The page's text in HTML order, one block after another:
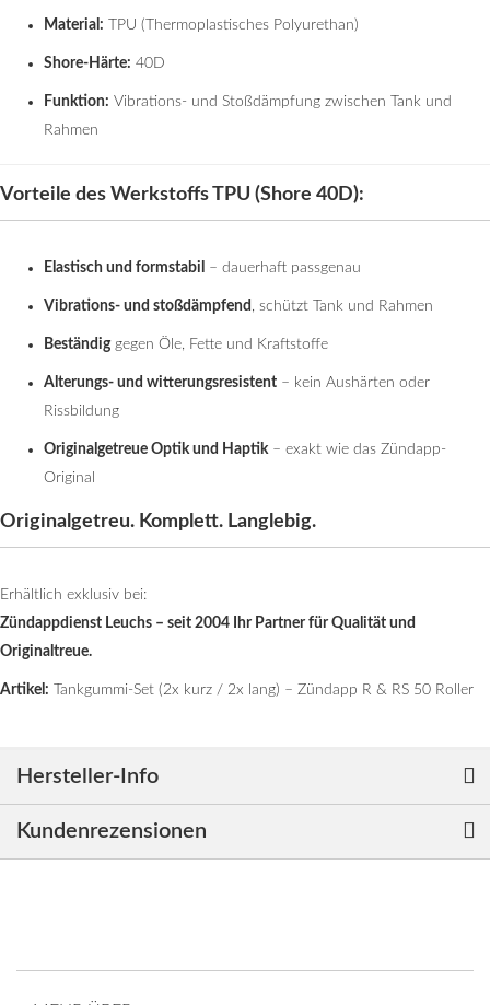
Material: TPU (Thermoplastisches Polyurethan)
Shore-Härte: 40D
Funktion: Vibrations- und Stoßdämpfung zwischen Tank und
Rahmen
Vorteile des Werkstoffs TPU (Shore 40D):
Elastisch und formstabil – dauerhaft passgenau
Vibrations- und stoßdämpfend , schützt Tank und Rahmen
Beständiggegen Öle, Fette und Kraftstoffe
Alterungs- und witterungsresistent – kein Aushärten oder
Rissbildung
Originalgetreue Optik und Haptik – exakt wie das Zündapp-
Original
Originalgetreu. Komplett. Langlebig.
Erhältlich exklusiv bei:
Zündappdienst Leuchs – seit 2004 Ihr Partner für Qualität und
Originaltreue.
Artikel: Tankgummi-Set (2x kurz / 2x lang) – Zündapp R & RS 50 Roller
Hersteller-Info
Kundenrezensionen